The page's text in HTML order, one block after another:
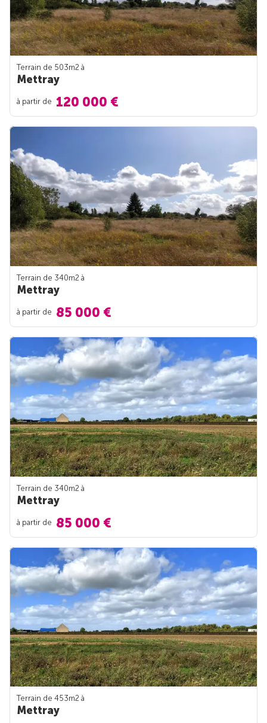
Terrain de 503m2 à
Mettray
à partir de 120 000 €
Terrain de 340m2 à
Mettray
à partir de 85 000 €
Terrain de 340m2 à
Mettray
à partir de 85 000 €
Terrain de 453m2 à
Mettray